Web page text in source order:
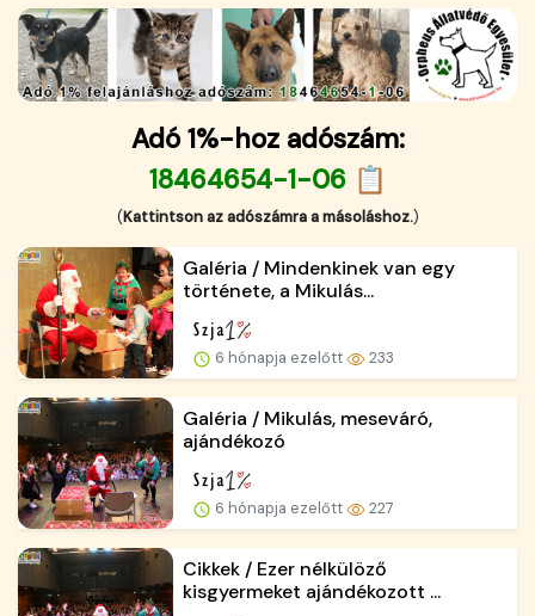
Adó 1%-hoz adószám:
18464654-1-06 📋
(Kattintson az adószámra a másoláshoz.)
Galéria / Mindenkinek van egy
története, a Mikulás...
6 hónapja ezelőtt 233
Galéria / Mikulás, meseváró,
ajándékozó
6 hónapja ezelőtt 227
Cikkek / Ezer nélkülöző
kisgyermeket ajándékozott ...